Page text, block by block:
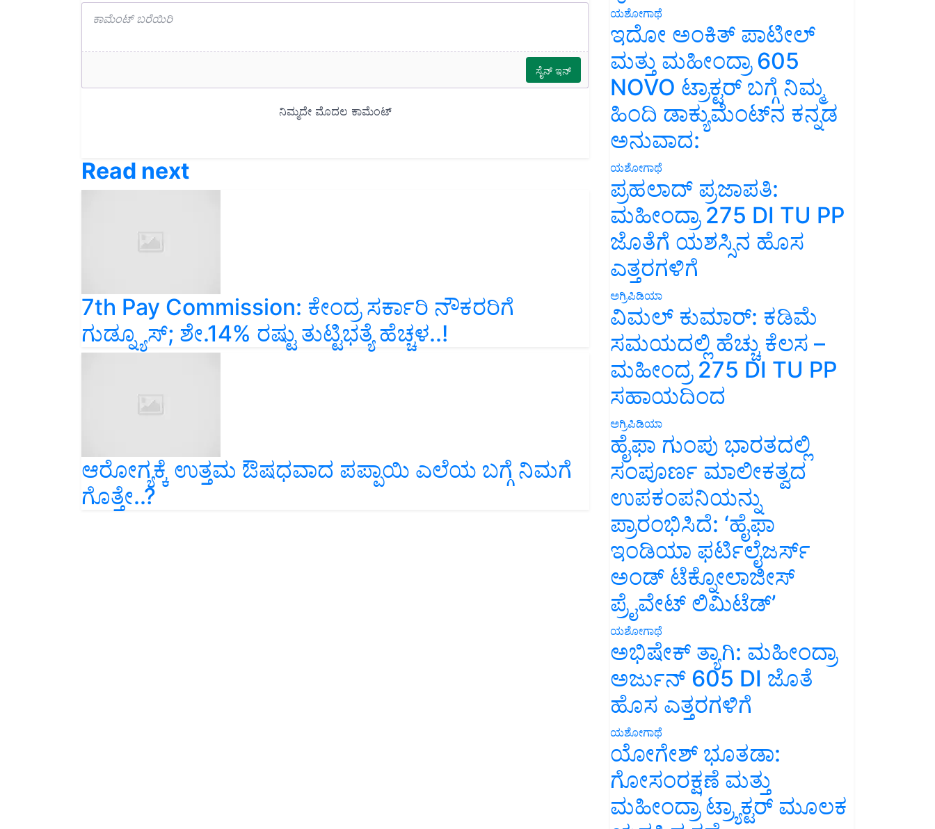
Read next
7th Pay Commission: ಕೇಂದ್ರ ಸರ್ಕಾರಿ ನೌಕರರಿಗೆ
ಗುಡ್ನ್ಯೂಸ್; ಶೇ.14% ರಷ್ಟು ತುಟ್ಟಿಭತ್ಯೆ ಹೆಚ್ಚಳ..!
ಆರೋಗ್ಯಕ್ಕೆ ಉತ್ತಮ ಔಷಧವಾದ ಪಪ್ಪಾಯಿ ಎಲೆಯ ಬಗ್ಗೆ ನಿಮಗೆ
ಗೊತ್ತೇ..?
ಯಶೋಗಾಥೆ
ಇದೋ ಅಂಕಿತ್ ಪಾಟೀಲ್
ಮತ್ತು ಮಹೀಂದ್ರಾ 605
NOVO ಟ್ರಾಕ್ಟರ್ ಬಗ್ಗೆ ನಿಮ್ಮ
ಹಿಂದಿ ಡಾಕ್ಯುಮೆಂಟ್‌ನ ಕನ್ನಡ
ಅನುವಾದ:
ಯಶೋಗಾಥೆ
ಪ್ರಹಲಾದ್ ಪ್ರಜಾಪತಿ:
ಮಹೀಂದ್ರಾ 275 DI TU PP
ಜೊತೆಗೆ ಯಶಸ್ಸಿನ ಹೊಸ
ಎತ್ತರಗಳಿಗೆ
ಅಗ್ರಿಪಿಡಿಯಾ
ವಿಮಲ್ ಕುಮಾರ್: ಕಡಿಮೆ
ಸಮಯದಲ್ಲಿ ಹೆಚ್ಚು ಕೆಲಸ –
ಮಹೀಂದ್ರ 275 DI TU PP
ಸಹಾಯದಿಂದ
ಅಗ್ರಿಪಿಡಿಯಾ
ಹೈಫಾ ಗುಂಪು ಭಾರತದಲ್ಲಿ
ಸಂಪೂರ್ಣ ಮಾಲೀಕತ್ವದ
ಉಪಕಂಪನಿಯನ್ನು
ಪ್ರಾರಂಭಿಸಿದೆ: ‘ಹೈಫಾ
ಇಂಡಿಯಾ ಫರ್ಟಿಲೈಜರ್ಸ್
ಅಂಡ್ ಟೆಕ್ನೋಲಾಜೀಸ್
ಪ್ರೈವೇಟ್ ಲಿಮಿಟೆಡ್’
ಯಶೋಗಾಥೆ
ಅಭಿಷೇಕ್ ತ್ಯಾಗಿ: ಮಹೀಂದ್ರಾ
ಅರ್ಜುನ್ 605 DI ಜೊತೆ
ಹೊಸ ಎತ್ತರಗಳಿಗೆ
ಯಶೋಗಾಥೆ
ಯೋಗೇಶ್ ಭೂತಡಾ:
ಗೋಸಂರಕ್ಷಣೆ ಮತ್ತು
ಮಹೀಂದ್ರಾ ಟ್ರ್ಯಾಕ್ಟರ್ ಮೂಲಕ